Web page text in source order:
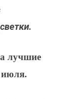
лучшие
июля.